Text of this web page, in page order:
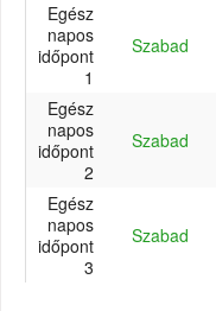
Egész
napos
időpont
1
Szabad
Egész
napos
időpont
2
Szabad
Egész
napos
időpont
3
Szabad